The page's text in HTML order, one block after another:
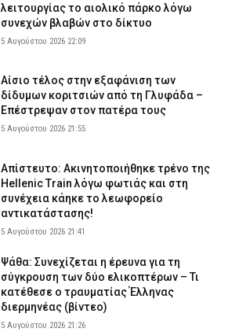
λειτουργίας το αιολικό πάρκο λόγω
συνεχών βλαβών στο δίκτυο
5 Αυγούστου 2026 22:09
Αίσιο τέλος στην εξαφάνιση των
δίδυμων κοριτσιών από τη Γλυφάδα –
Επέστρεψαν στον πατέρα τους
5 Αυγούστου 2026 21:55
Απίστευτο: Ακινητοποιήθηκε τρένο της
Hellenic Train λόγω φωτιάς και στη
συνέχεια κάηκε το λεωφορείο
αντικατάστασης!
5 Αυγούστου 2026 21:41
Ψάθα: Συνεχίζεται η έρευνα για τη
σύγκρουση των δύο ελικοπτέρων – Τι
κατέθεσε ο τραυματίας Έλληνας
διερμηνέας (βίντεο)
5 Αυγούστου 2026 21:26